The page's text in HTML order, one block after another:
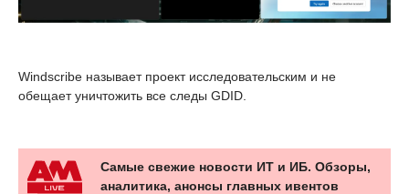
Windscribe называет проект исследовательским и не
обещает уничтожить все следы GDID.
Самые свежие новости ИТ и ИБ. Обзоры,
аналитика, анонсы главных ивентов